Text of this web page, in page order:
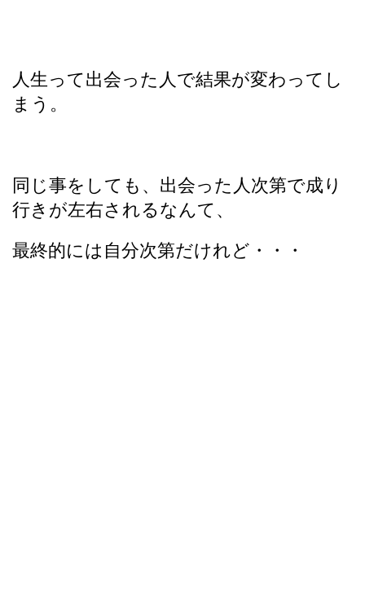
人生って出会った人で結果が変わってし
まう。
同じ事をしても、出会った人次第で成り
行きが左右されるなんて、
最終的には自分次第だけれど・・・